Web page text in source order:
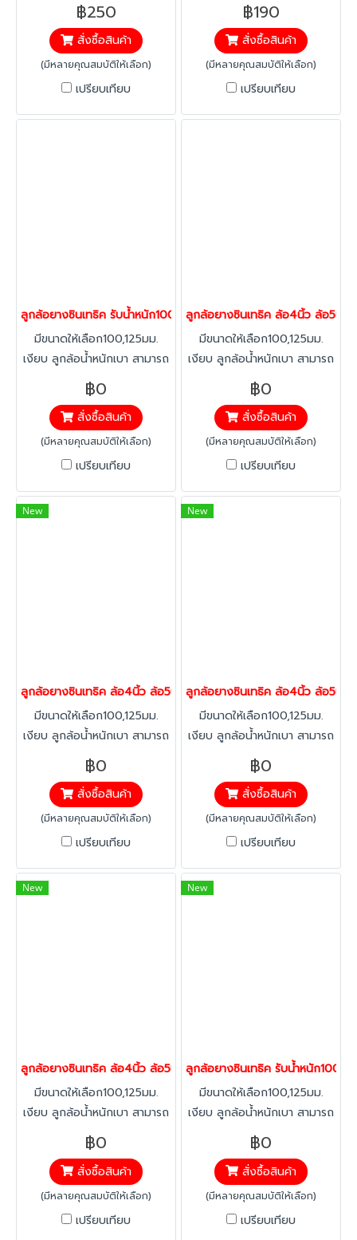
ปลอดภัย ด้วยระบบเบรคที่ล้อ
หยุดการเคลื่อนที่ แข็งแรงรับน้ำ
หนัก 40-120 กก./ล้อ
฿250
สั่งซื้อสินค้า
(มีหลายคุณสมบัติให้เลือก)
เปรียบเทียบ
ปลอดภัย ด้วยระบบเบรคที่ล้อ
หยุดการเคลื่อนที่ แข็งแรงรับน้ำ
หนัก 40-120 กก./ล้อ
฿190
สั่งซื้อสินค้า
(มีหลายคุณสมบัติให้เลือก)
เปรียบเทียบ
ลูกล้อยางซินเทธิค รับน้ำหนัก100-188กก.ยางสกรูเบรก ล้อเฟอร์นิเจอร์
มีขนาดให้เลือก100,125มม.
เงียบ ลูกล้อน้ำหนักเบา สามารถ
ลดเสียงได้มากกว่า 40% ขึ้น
สนิมยาก เพราะชิ้นสาวน 90%
ผลิตจากพลาสติกวิศวกรรม
แข็งแรงรับน้ำหนัก 100 กก./ล้อ
฿0
สั่งซื้อสินค้า
(มีหลายคุณสมบัติให้เลือก)
เปรียบเทียบ
ลูกล้อยางซินเทธิค ล้อ4นิ้ว ล้อ5นิ้ว
มีขนาดให้เลือก100,125มม.
เงียบ ลูกล้อน้ำหนักเบา สามารถ
ลดเสียงได้มากกว่า 40% ขึ้น
สนิมยาก เพราะชิ้นสาวน 90%
ผลิตจากพลาสติกวิศวกรรม
แข็งแรงรับน้ำหนัก 100 กก./ล้อ
฿0
สั่งซื้อสินค้า
(มีหลายคุณสมบัติให้เลือก)
เปรียบเทียบ
New
ลูกล้อยางซินเทธิค ล้อ4นิ้ว ล้อ5นิ้ว ล้อดีไซน์ รับน้ำหนัก100-188กก.ล้อย
มีขนาดให้เลือก100,125มม.
เงียบ ลูกล้อน้ำหนักเบา สามารถ
ลดเสียงได้มากกว่า 40% ขึ้น
สนิมยาก เพราะชิ้นสาวน 90%
ผลิตจากพลาสติกวิศวกรรม
แข็งแรงรับน้ำหนัก 100 กก./ล้อ
฿0
สั่งซื้อสินค้า
(มีหลายคุณสมบัติให้เลือก)
เปรียบเทียบ
New
ลูกล้อยางซินเทธิค ล้อ4นิ้ว ล้อ5นิ้ว
มีขนาดให้เลือก100,125มม.
เงียบ ลูกล้อน้ำหนักเบา สามารถ
ลดเสียงได้มากกว่า 40% ขึ้น
สนิมยาก เพราะชิ้นสาวน 90%
ผลิตจากพลาสติกวิศวกรรม
แข็งแรงรับน้ำหนัก 100 กก./ล้อ
฿0
สั่งซื้อสินค้า
(มีหลายคุณสมบัติให้เลือก)
เปรียบเทียบ
New
ลูกล้อยางซินเทธิค ล้อ4นิ้ว ล้อ5นิ้ว ล้อลดเสียง ล้อไม่ทำพื้นเป็นรอย ล้อ
มีขนาดให้เลือก100,125มม.
เงียบ ลูกล้อน้ำหนักเบา สามารถ
ลดเสียงได้มากกว่า 40% ขึ้น
สนิมยาก เพราะชิ้นสาวน 90%
ผลิตจากพลาสติกวิศวกรรม
แข็งแรงรับน้ำหนัก 100 กก./ล้อ
฿0
สั่งซื้อสินค้า
(มีหลายคุณสมบัติให้เลือก)
เปรียบเทียบ
New
ลูกล้อยางซินเทธิค รับน้ำหนัก100-
มีขนาดให้เลือก100,125มม.
เงียบ ลูกล้อน้ำหนักเบา สามารถ
ลดเสียงได้มากกว่า 40% ขึ้น
สนิมยาก เพราะชิ้นสาวน 90%
ผลิตจากพลาสติกวิศวกรรม
แข็งแรงรับน้ำหนัก 100 กก./ล้อ
฿0
สั่งซื้อสินค้า
(มีหลายคุณสมบัติให้เลือก)
เปรียบเทียบ